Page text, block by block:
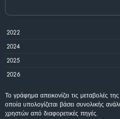
2022
2024
2025
2026
Το γράφημα απεικονίζει τις μεταβολές
οποία υπολογίζεται βάσει συνολικής
χρηστών από διαφορετικές πηγές.